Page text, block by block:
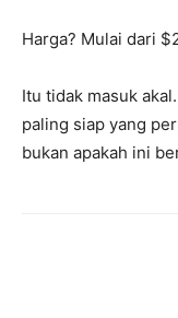
Harga? Mulai dari
Itu tidak masuk
paling siap yang
bukan apakah ini